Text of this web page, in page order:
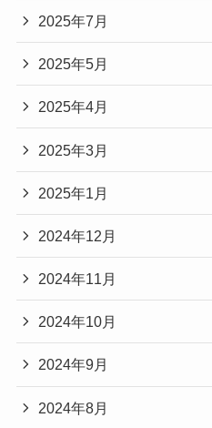
2025年7月
2025年5月
2025年4月
2025年3月
2025年1月
2024年12月
2024年11月
2024年10月
2024年9月
2024年8月